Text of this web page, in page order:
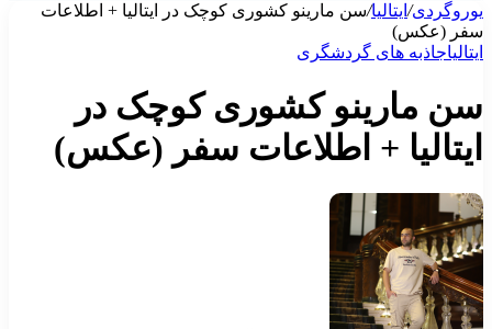
/ایتالیا/سن مارینو کشوری کوچک در ایتالیا + اطلاعات
(عکس)
جاذبه‌ های گردشگری
مارینو کشوری کوچک در
+ اطلاعات سفر (عکس)